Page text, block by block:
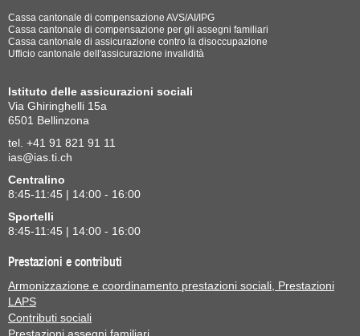
Cassa cantonale di compensazione AVS/AI/IPG
Cassa cantonale di compensazione per gli assegni familiari
Cassa cantonale di assicurazione contro la disoccupazione
Ufficio cantonale dell'assicurazione invalidità
Istituto delle assicurazioni sociali
Via Ghiringhelli 15a
6501 Bellinzona
tel. +41 91 821 91 11
ias@ias.ti.ch
Centralino
8:45-11:45 | 14:00 - 16:00
Sportelli
8:45-11:45 | 14:00 - 16:00
Prestazioni e contributi
Armonizzazione e coordinamento prestazioni sociali, Prestazioni
LAPS
Contributi sociali